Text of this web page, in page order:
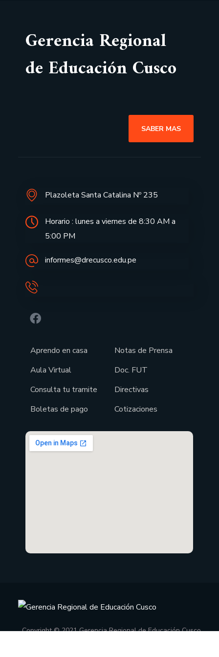
Gerencia Regional
de Educación Cusco
SABER MAS
Plazoleta Santa Catalina Nº 235
Horario : lunes a viernes de 8:30 AM a
5:00 PM
informes@drecusco.edu.pe
Aprendo en casa
Aula Virtual
Consulta tu tramite
Boletas de pago
Notas de Prensa
Doc. FUT
Directivas
Cotizaciones
Copyright © 2021 Gerencia Regional de Educación Cusco